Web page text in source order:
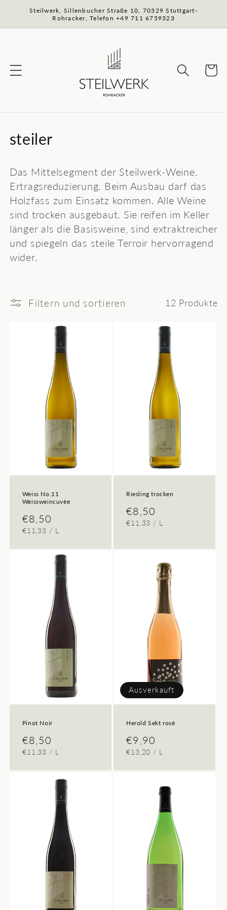
zum
Steilwerk, Sillenbucher Straße 10, 70329 Stuttgart-
Rohracker, Telefon +49 711 6759323
K
t
e
g
o
r
e
steiler
Das Mittelsegment der Steilwerk-Weine.
Ertragsreduzierung. Beim Ausbau darf das
Holzfass zum Einsatz kommen. Alle Weine
sind trocken ausgebaut. Sie reifen im Keller
länger als die Basisweine, sind extraktreicher
und spiegeln das steile Terroir hervorragend
wider.
Filtern und sortieren 12 Produkte
Weiss No.11
Weissweincuvée
Normaler
Preis
€8,50
GRUNDPREIS
€11,33 / PRO
L
Riesling trocken
Normaler
Preis
€8,50
GRUNDPREIS
€11,33 / PRO
L
Pinot Noir
Normaler
Preis
€8,50
GRUNDPREIS
€11,33 / PRO
L
Ausverkauft
Herold Sekt rosé
Normaler
Preis
€9,90
GRUNDPREIS
€13,20 / PRO
L